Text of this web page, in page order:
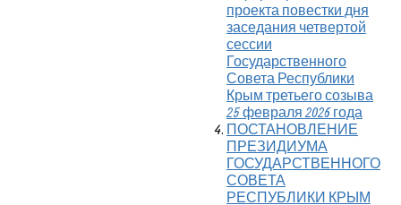
проекта повестки дня
заседания четвертой
сессии
Государственного
Совета Республики
Крым третьего созыва
25 февраля 2026 года
ПОСТАНОВЛЕНИЕ
ПРЕЗИДИУМА
ГОСУДАРСТВЕННОГО
СОВЕТА
РЕСПУБЛИКИ КРЫМ